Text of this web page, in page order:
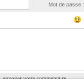
Mot de passe :